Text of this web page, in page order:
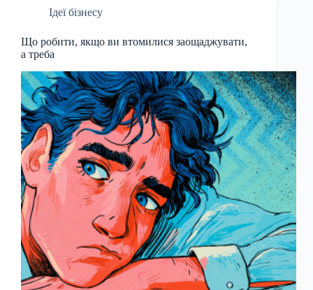
Ідеї бізнесу
Що робити, якщо ви втомилися заощаджувати,
а треба